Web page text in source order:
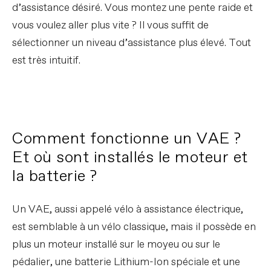
d’assistance désiré. Vous montez une pente raide et
vous voulez aller plus vite ? Il vous suffit de
sélectionner un niveau d’assistance plus élevé. Tout
est très intuitif.
Comment fonctionne un VAE ?
Et où sont installés le moteur et
la batterie ?
Un VAE, aussi appelé vélo à assistance électrique,
est semblable à un vélo classique, mais il possède en
plus un moteur installé sur le moyeu ou sur le
pédalier, une batterie Lithium-Ion spéciale et une